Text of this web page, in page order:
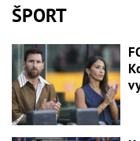
ŠPORT